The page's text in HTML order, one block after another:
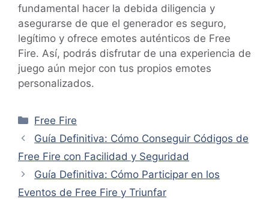
fundamental hacer la debida diligencia y
asegurarse de que el generador es seguro,
legítimo y ofrece emotes auténticos de Free
Fire. Así, podrás disfrutar de una experiencia de
juego aún mejor con tus propios emotes
personalizados.
Categorías
Free Fire
Guía Definitiva: Cómo Conseguir Códigos de
Free Fire con Facilidad y Seguridad
Guía Definitiva: Cómo Participar en los
Eventos de Free Fire y Triunfar